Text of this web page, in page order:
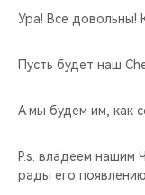
Ура! Все довольны!
Пусть будет наш
А мы будем им, как
P.s. владеем нашим
рады его